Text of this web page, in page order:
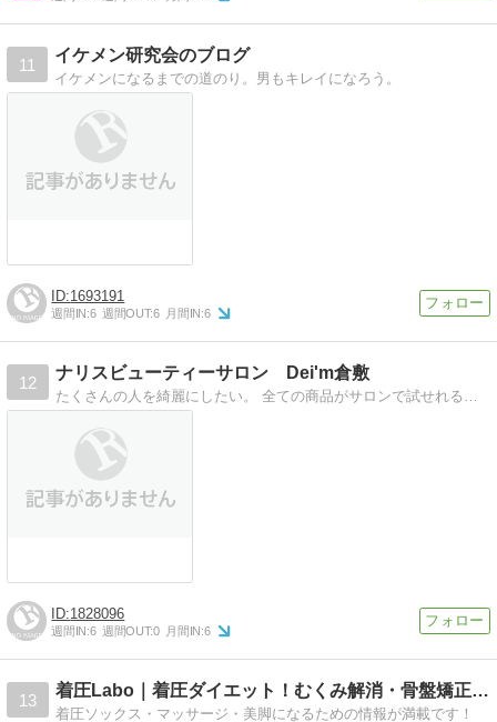
11
イケメン研究会のブログ
イケメンになるまでの道のり。男もキレイになろう。
1693191
週間IN:6 週間OUT:6 月間IN:6
12
ナリスビューティーサロン Dei'm倉敷
1828096
週間IN:6 週間OUT:0 月間IN:6
13
着圧Labo｜着圧ダイエット！むくみ解消・骨盤矯正のお役立…
着圧ソックス・マッサージ・美脚になるための情報が満載です！